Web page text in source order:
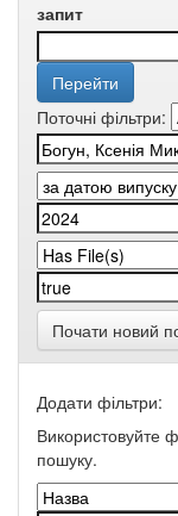
запит
Поточні фільтри:
Почати новий
Додати фільтри:
Використовуйте
пошуку.